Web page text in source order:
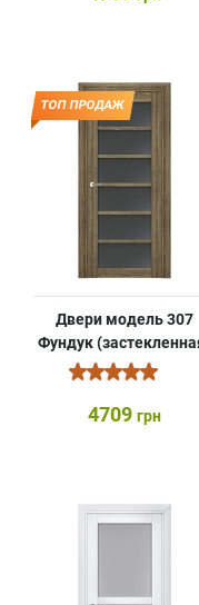
ТОП ПРОДАЖ
Двери модель 307
Фундук
4709 грн